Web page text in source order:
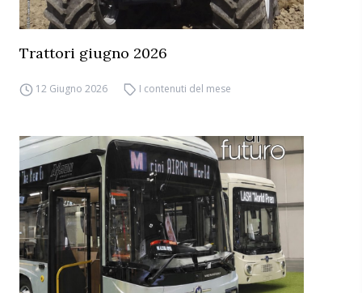
Trattori giugno 2026
12 Giugno 2026 I contenuti del mese